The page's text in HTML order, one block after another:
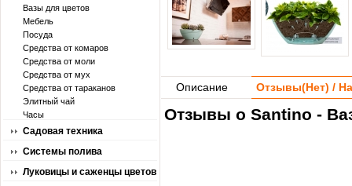
Вазы для цветов
Мебель
Посуда
Средства от комаров
Средства от моли
Средства от мух
Средства от тараканов
Элитный чай
Часы
Садовая техника
Системы полива
Луковицы и саженцы цветов
Описание Отзывы(Нет) /
Отзывы о Santino -